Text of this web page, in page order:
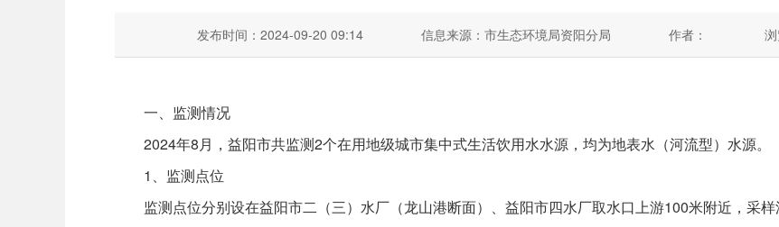
发布时间：2024-09-20 09:14 信息来源：市生态环境局资阳分局 作者： 浏
一、监测情况
2024年8月，益阳市共监测2个在用地级城市集中式生活饮用水水源，均为地表水（河流型）水源。
1、监测点位
监测点位分别设在益阳市二（三）水厂（龙山港断面）、益阳市四水厂取水口上游100米附近，采样